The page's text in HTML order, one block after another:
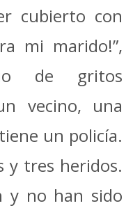
cubierto con
mi marido!”,
de gritos
vecino, una
un policía.
y tres heridos.
y no han sido